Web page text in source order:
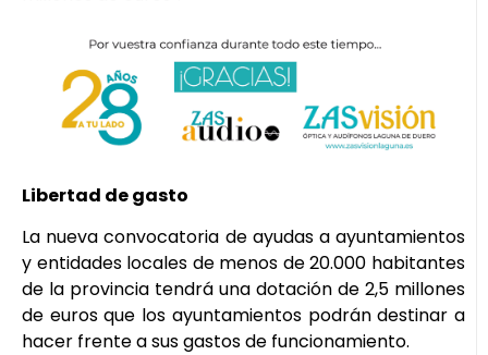
Libertad de gasto
La nueva convocatoria de ayudas a ayuntamientos
y entidades locales de menos de 20.000 habitantes
de la provincia tendrá una dotación de 2,5 millones
de euros que los ayuntamientos podrán destinar a
hacer frente a sus gastos de funcionamiento.